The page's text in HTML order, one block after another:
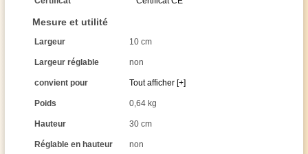
Mesure et utilité
Largeur 10 cm
Largeur réglable non
convient pour Tout afficher [+]
Poids 0,64 kg
Hauteur 30 cm
Réglable en hauteur non